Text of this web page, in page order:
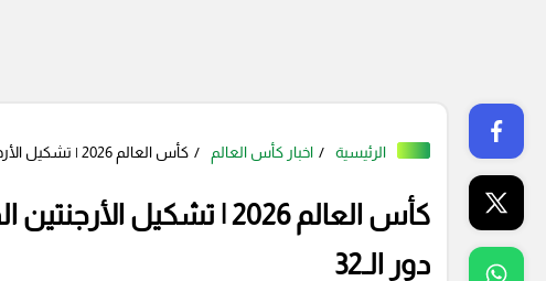
الرئيسية اخبار كأس العالم كأس العالم 2026 | تشكيل الأرجنتين المتوقع لمواجهة الرأس الأخضر في دور الـ32
كأس العالم 2026 |
دور الـ32